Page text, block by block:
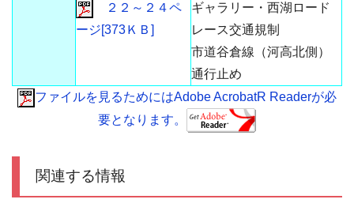
２２～２４ペ
ージ[373ＫＢ]
ギャラリー・西湖ロード
レース交通規制
市道谷倉線（河高北側）
通行止め
ファイルを見るためにはAdobe AcrobatR Readerが必
要となります。
関連する情報